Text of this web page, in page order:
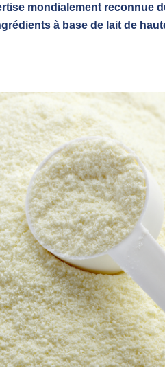
mondialement
à base de lait de